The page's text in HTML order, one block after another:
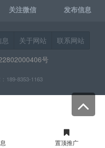
关注微信 发布信息
息 关于网站
联系网站
号
189-8353-1163
置顶推广